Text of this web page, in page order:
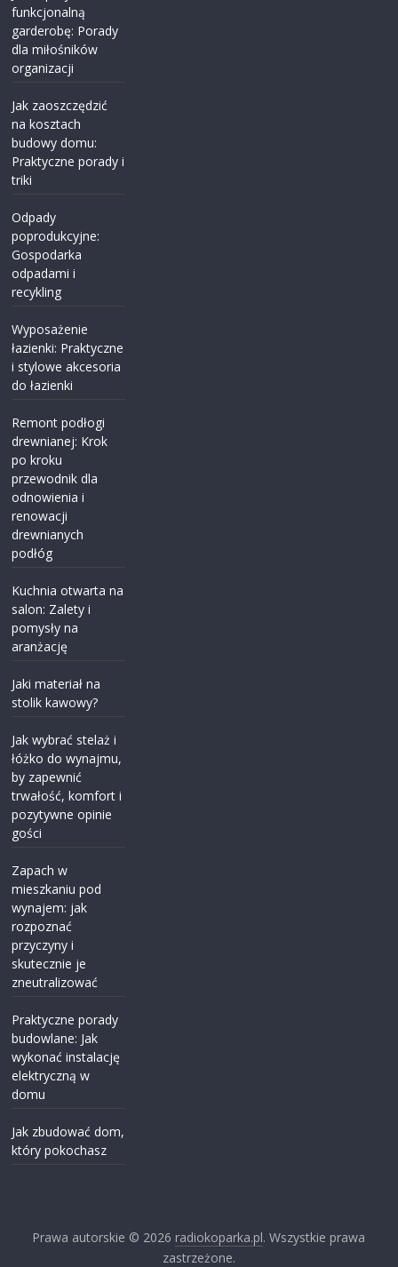
funkcjonalną
garderobę: Porady
dla miłośników
organizacji
Jak zaoszczędzić
na kosztach
budowy domu:
Praktyczne porady i
triki
Odpady
poprodukcyjne:
Gospodarka
odpadami i
recykling
Wyposażenie
łazienki: Praktyczne
i stylowe akcesoria
do łazienki
Remont podłogi
drewnianej: Krok
po kroku
przewodnik dla
odnowienia i
renowacji
drewnianych
podłóg
Kuchnia otwarta na
salon: Zalety i
pomysły na
aranżację
Jaki materiał na
stolik kawowy?
Jak wybrać stelaż i
łóżko do wynajmu,
by zapewnić
trwałość, komfort i
pozytywne opinie
gości
Zapach w
mieszkaniu pod
wynajem: jak
rozpoznać
przyczyny i
skutecznie je
zneutralizować
Praktyczne porady
budowlane: Jak
wykonać instalację
elektryczną w
domu
Jak zbudować dom,
który pokochasz
Prawa autorskie © 2026 radiokoparka.pl. Wszystkie prawa
zastrzeżone.